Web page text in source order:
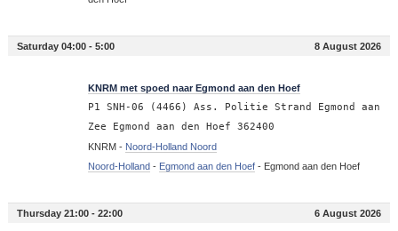
Saturday 04:00 - 5:00 8 August 2026
KNRM met spoed naar Egmond aan den Hoef
P1 SNH-06 (4466) Ass. Politie Strand Egmond aan
Zee Egmond aan den Hoef 362400
KNRM - Noord-Holland Noord
Noord-Holland - Egmond aan den Hoef- Egmond aan den Hoef
Thursday 21:00 - 22:00 6 August 2026